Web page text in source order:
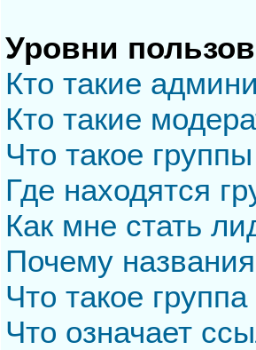
Уровни
Кто такие
Кто такие
Что такое
Где находятся
Как мне стать
Почему
Что такое
Что означает